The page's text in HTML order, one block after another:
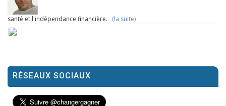
santé et l'indépendance financière. (la suite)
RÉSEAUX SOCIAUX